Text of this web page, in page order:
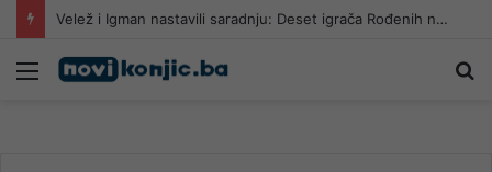
Velež i Igman nastavili saradnju: Deset igrača Rođenih na dvojnoj registraciji
Meni